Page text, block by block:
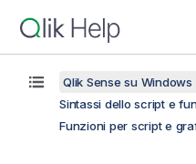
Qlik Sense su
Sintassi dello script e
Funzioni per script e